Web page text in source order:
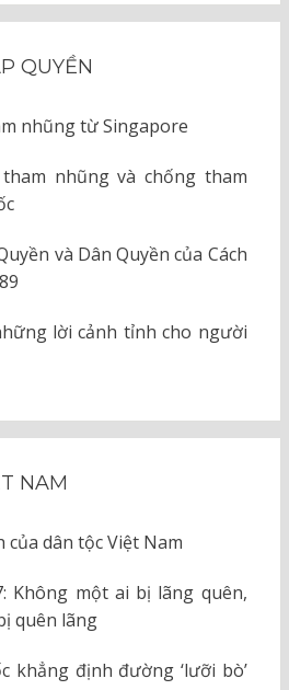
QUYỀN
nhũng từ Singapore
nhũng và chống tham
và Dân Quyền của Cách
lời cảnh tỉnh cho người
NAM
của dân tộc Việt Nam
Không một ai bị lãng quên,
quên lãng
khẳng định đường ‘lưỡi bò’